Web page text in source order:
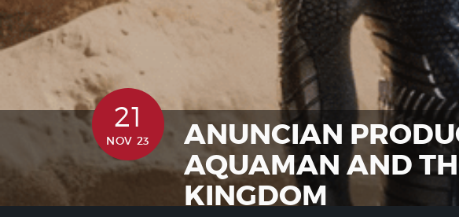
21
NOV 23
ANUNCIAN
AQUAMAN AND
KINGDOM